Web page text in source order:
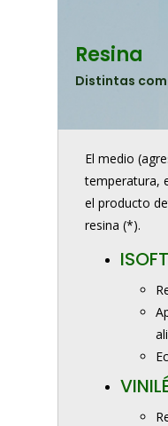
Resina
Distintas
El medio
temperatura,
el producto
resina (*).